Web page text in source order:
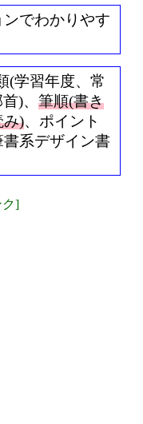
でわかりやす
(学習年度、常
)、 筆順(書き
み)、ポイント
系デザイン書
ク]